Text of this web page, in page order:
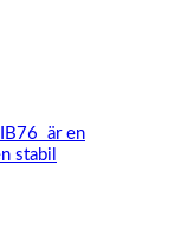
är en
stabil